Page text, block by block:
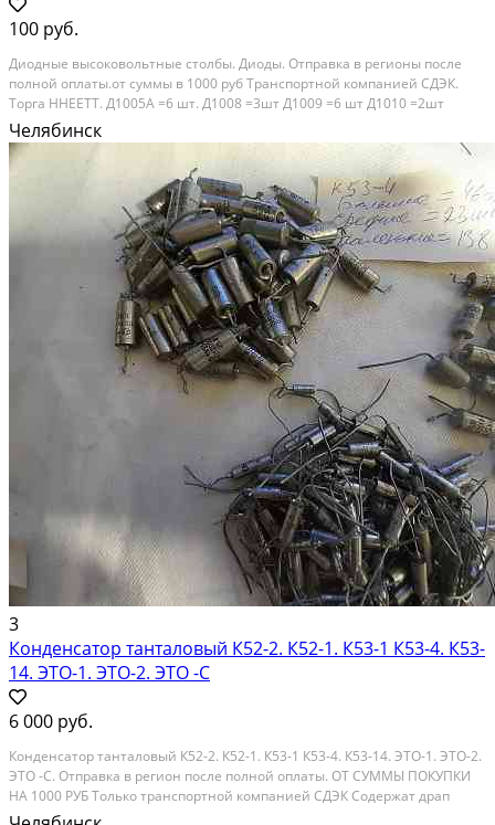
100 руб.
Диодные высоковольтные столбы. Диоды. Отправка в регионы после
полной оплаты.от суммы в 1000 руб Транспортной компанией СДЭК.
Торга ННЕЕТТ. Д1005А =6 шт. Д1008 =3шт Д1009 =6 шт Д1010 =2шт
КЦ201В =1шт Итого 18 штук \100 ру\шт Диоды. Д242Б = 48шт \100 руб\шт
Д302 =4шт 100 руб\шт Д303 =38шт 100...
Челябинск
3
Конденсатор танталовый К52-2. К52-1. К53-1 К53-4. К53-
14. ЭТО-1. ЭТО-2. ЭТО -С
6 000 руб.
Конденсатор танталовый К52-2. К52-1. К53-1 К53-4. К53-14. ЭТО-1. ЭТО-2.
ЭТО -С. Отправка в регион после полной оплаты. ОТ СУММЫ ПОКУПКИ
НА 1000 РУБ Только транспортной компанией СДЭК Содержат драп
металлы ТОРГА НЕТ И НЕ БУДЕТ. Конденсаторы К53 -1 К 53 - 4 К53 -14